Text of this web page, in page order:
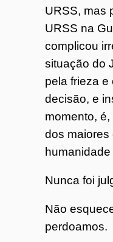
URSS, mas
URSS na
complicou
situação do
pela frieza e
decisão, e
momento,
dos maiores
Nunca foi
Não
perdoamos.